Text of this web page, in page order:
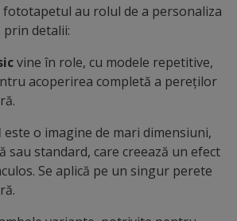
au rolul de a personaliza
detalii:
vine în role, cu modele repetitive,
acoperirea completă a pereților
este o imagine de mari dimensiuni,
sau standard, care creează un efect
Se aplică pe un singur perete